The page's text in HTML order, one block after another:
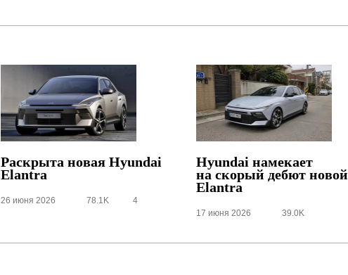
Раскрыта новая Hyundai
Elantra
26 июня 2026 78.1K 4
Hyundai намекает
на скорый дебют новой
Elantra
17 июня 2026 39.0K